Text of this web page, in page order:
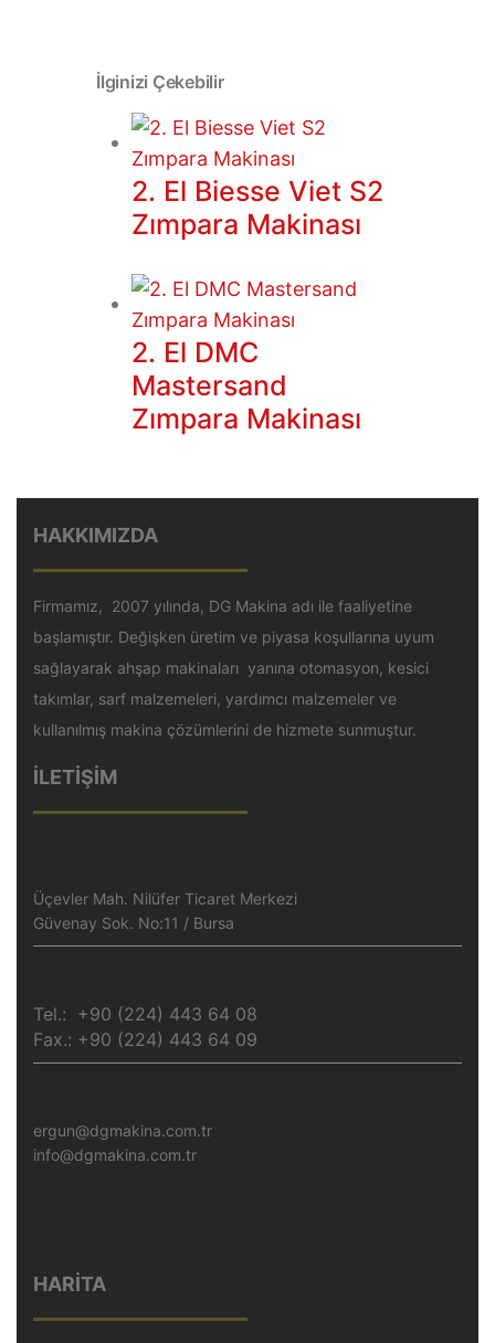
İlginizi Çekebilir
2. El Biesse Viet S2
Zımpara Makinası
2. El DMC
Mastersand
Zımpara Makinası
HAKKIMIZDA
Firmamız, 2007 yılında, DG Makina adı ile faaliyetine
başlamıştır. Değişken üretim ve piyasa koşullarına uyum
sağlayarak ahşap makinaları yanına otomasyon, kesici
takımlar, sarf malzemeleri, yardımcı malzemeler ve
kullanılmış makina çözümlerini de hizmete sunmuştur.
İLETİŞİM
Üçevler Mah. Nilüfer Ticaret Merkezi
Güvenay Sok. No:11 / Bursa
Tel.: +90 (224) 443 64 08
Fax.: +90 (224) 443 64 09
ergun@dgmakina.com.tr
info@dgmakina.com.tr
HARİTA